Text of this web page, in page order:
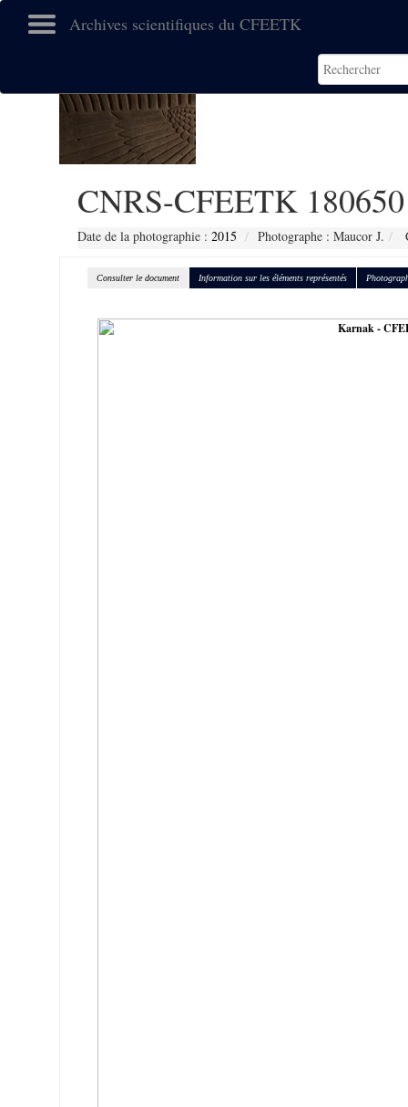
Archives scientifiques du CFEETK
CNRS-CFEETK 180650
Date de la photographie : 2015 Photographe : Maucor J.
Consulter le document Information sur les éléments représentés